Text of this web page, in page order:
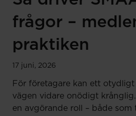
frågor –
praktiken
17 juni, 2026
För företagare kan ett
vägen vidare onödigt
en avgörande roll – både